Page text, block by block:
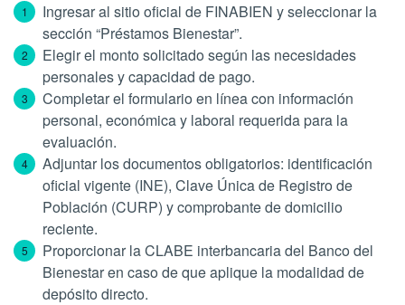
Ingresar al sitio oficial de FINABIEN y seleccionar la
sección “Préstamos Bienestar”.
Elegir el monto solicitado según las necesidades
personales y capacidad de pago.
Completar el formulario en línea con información
personal, económica y laboral requerida para la
evaluación.
Adjuntar los documentos obligatorios: identificación
oficial vigente (INE), Clave Única de Registro de
Población (CURP) y comprobante de domicilio
reciente.
Proporcionar la CLABE interbancaria del Banco del
Bienestar en caso de que aplique la modalidad de
depósito directo.